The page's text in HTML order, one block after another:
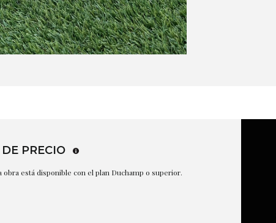
PRECIO
está disponible con el plan Duchamp o superior.